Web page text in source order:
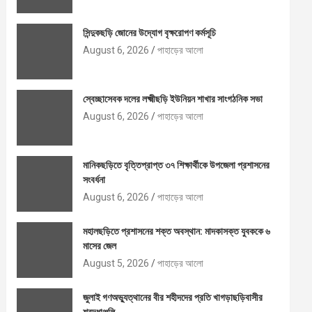
সিন্দুকছড়ি জোনের উদ্যোগ বৃক্ষরোপণ কর্মসূচি
August 6, 2026
পাহাড়ের আলো
স্বেচ্ছাসেবক দলের লক্ষ্মীছড়ি ইউনিয়ন শাখার সাংগঠনিক সভা
August 6, 2026
পাহাড়ের আলো
মানিকছড়িতে বৃত্তিপ্রাপ্ত ৩৭ শিক্ষার্থীকে উপজেলা প্রশাসনের
সংবর্ধনা
August 6, 2026
পাহাড়ের আলো
মহালছড়িতে প্রশাসনের শক্ত অবস্থান: মাদকাসক্ত যুবককে ৬
মাসের জেল
August 5, 2026
পাহাড়ের আলো
জুলাই গণঅভ্যুত্থানের বীর শহীদদের প্রতি খাগড়াছড়িবাসীর